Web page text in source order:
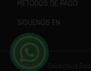
MÉTODOS DE PAGO
SÍGUENOS EN